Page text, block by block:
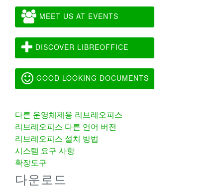
MEET US AT EVENTS
DISCOVER LIBREOFFICE
GOOD LOOKING DOCUMENTS
다른 운영체제용 리브레오피스
리브레오피스 다른 언어 버전
리브레오피스 설치 방법
시스템 요구 사항
확장도구
다운로드